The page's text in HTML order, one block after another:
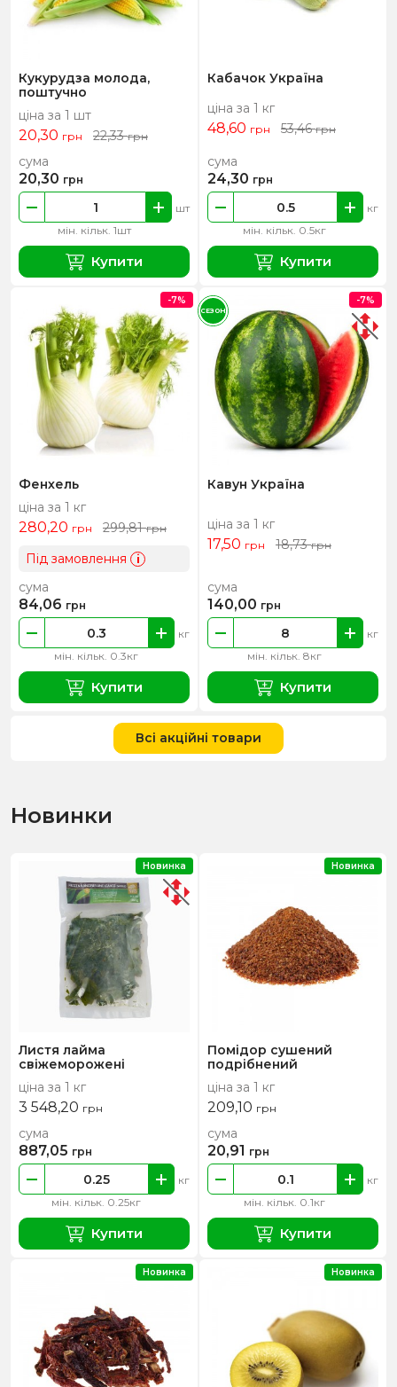
Кукурудза молода,
поштучно
ціна за 1 шт
20,30 грн 22,33грн
мін. кільк. 1шт
шт
сума
20,30 грн
Купити
Кабачок Україна
ціна за 1 кг
48,60 грн 53,46грн
мін. кільк. 0.5кг
кг
сума
24,30 грн
Купити
Фенхель
ціна за 1 кг
280,20 грн 299,81грн
Під замовлення i
мін. кільк. 0.3кг
кг
сума
84,06 грн
Купити
-7%
Кавун Україна
ціна за 1 кг
17,50 грн 18,73грн
мін. кільк. 8кг
кг
сума
140,00 грн
Купити
-7%
СЕЗОН
Всі акційні товари
Новинки
Листя лайма
свіжеморожені
ціна за 1 кг
3 548,20 грн
мін. кільк. 0.25кг
кг
сума
887,05 грн
Купити
Новинка
Помідор сушений
подрібнений
ціна за 1 кг
209,10 грн
мін. кільк. 0.1кг
кг
сума
20,91 грн
Купити
Новинка
Новинка Новинка